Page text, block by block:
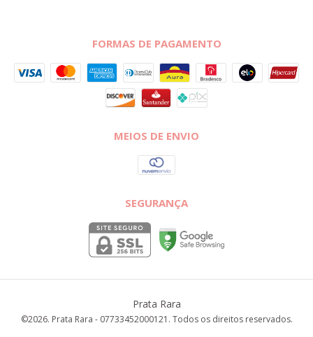
FORMAS DE PAGAMENTO
MEIOS DE ENVIO
SEGURANÇA
Prata Rara
©2026. Prata Rara - 07733452000121. Todos os direitos reservados.